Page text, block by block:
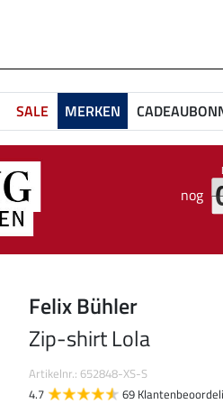
SALE MERKEN
nog
Felix Bühler
Zip-shirt Lola
Artikelnr.: 652848-XS-S
4.7
69